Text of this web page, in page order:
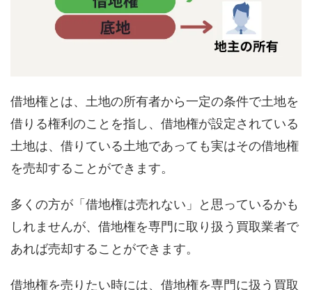
借地権とは、土地の所有者から一定の条件で土地を
借りる権利のことを指し、借地権が設定されている
土地は、借りている土地であっても実はその借地権
を売却することができます。
多くの方が「借地権は売れない」と思っているかも
しれませんが、借地権を専門に取り扱う買取業者で
あれば売却することができます。
借地権を売りたい時には、借地権を専門に扱う買取